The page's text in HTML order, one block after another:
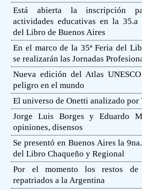
Está abierta la inscripción
actividades educativas en la 35.a
del Libro de Buenos Aires
En el marco de la 35ª Feria del
se realizarán las Jornadas
Nueva edición del Atlas
peligro en el mundo
El universo de Onetti analizado por
Jorge Luis Borges y Eduardo
opiniones, disensos
Se presentó en Buenos Aires la
del Libro Chaqueño y Regional
Por el momento los restos de
repatriados a la Argentina